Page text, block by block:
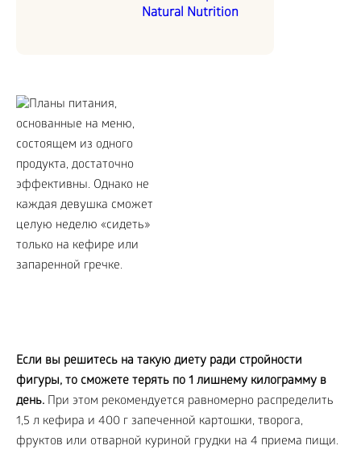
Natural Nutrition
Если вы решитесь на такую диету ради стройности
фигуры, то сможете терять по 1 лишнему килограмму в
день. При этом рекомендуется равномерно распределить
1,5 л кефира и 400 г запеченной картошки, творога,
фруктов или отварной куриной грудки на 4 приема пищи.